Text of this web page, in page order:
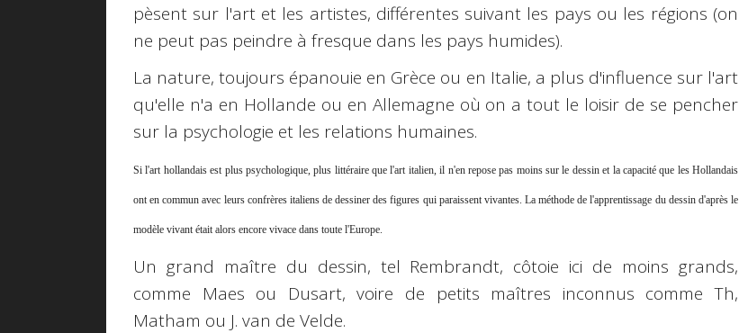
pèsent sur l'art et les artistes, différentes suivant les pays ou les régions (on
ne peut pas peindre à fresque dans les pays humides).
La nature, toujours épanouie en Grèce ou en Italie, a plus d'influence sur l'art
qu'elle n'a en Hollande ou en Allemagne où on a tout le loisir de se pencher
sur la psychologie et les relations humaines.
Si l'art hollandais est plus psychologique, plus littéraire que l'art italien, il n'en repose pas moins sur le dessin et la capacité que les Hollandais
ont en commun avec leurs confrères italiens de dessiner des figures qui paraissent vivantes. La méthode de l'apprentissage du dessin d'après le
modèle vivant était alors encore vivace dans toute l'Europe.
Un grand maître du dessin, tel Rembrandt, côtoie ici de moins grands,
comme Maes ou Dusart, voire de petits maîtres inconnus comme Th,
Matham ou J. van de Velde.